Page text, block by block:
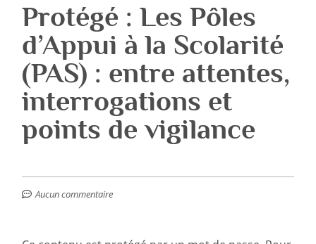
Protégé : Les Pôles
d’Appui à la Scolarité
(PAS) : entre attentes,
interrogations et
points de vigilance
Aucun commentaire